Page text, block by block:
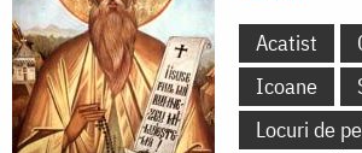
Acatist
Icoane
Locuri de